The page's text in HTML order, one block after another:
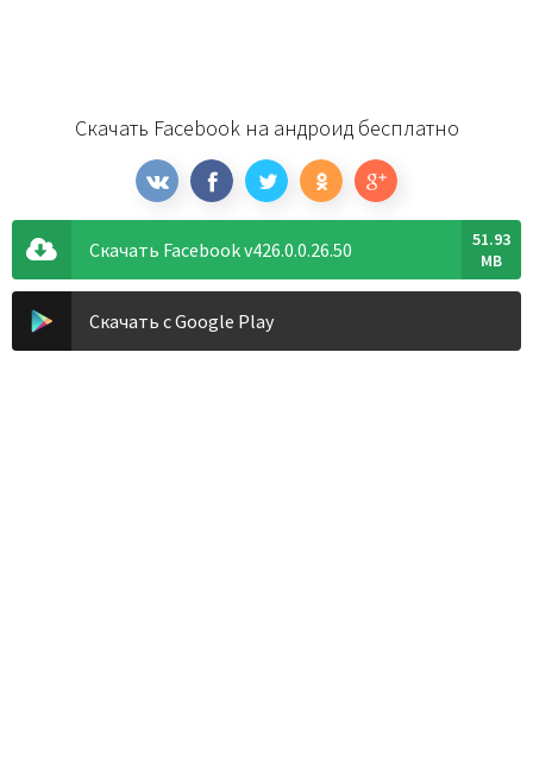
Скачать Facebook на андроид бесплатно
Скачать Facebook v426.0.0.26.50
51.93
MB
Скачать с Google Play